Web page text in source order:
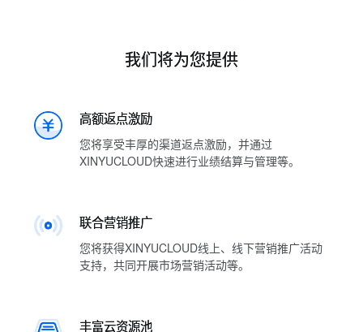
我们将为您提供
高额返点激励
您将享受丰厚的渠道返点激励，并通过
XINYUCLOUD快速进行业绩结算与管理等。
联合营销推广
您将获得XINYUCLOUD线上、线下营销推广活动
支持，共同开展市场营销活动等。
丰富云资源池